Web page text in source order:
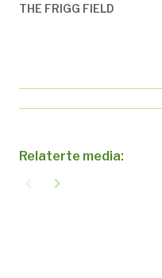
THE FRIGG FIELD
Relaterte media:
navigate_next